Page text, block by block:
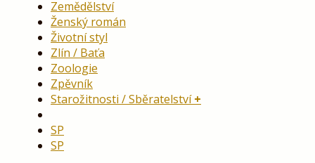
Zemědělství
Ženský román
Životní styl
Zlín / Baťa
Zoologie
Zpěvník
Starožitnosti / Sběratelství
SP
SP